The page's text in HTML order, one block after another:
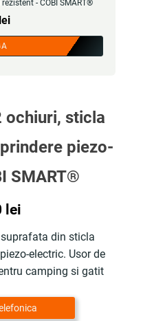
- COBI SMART®
lei
ochiuri, sticla
piezo-
SMART®
lei
din sticla
electric. Usor de
camping si gatit